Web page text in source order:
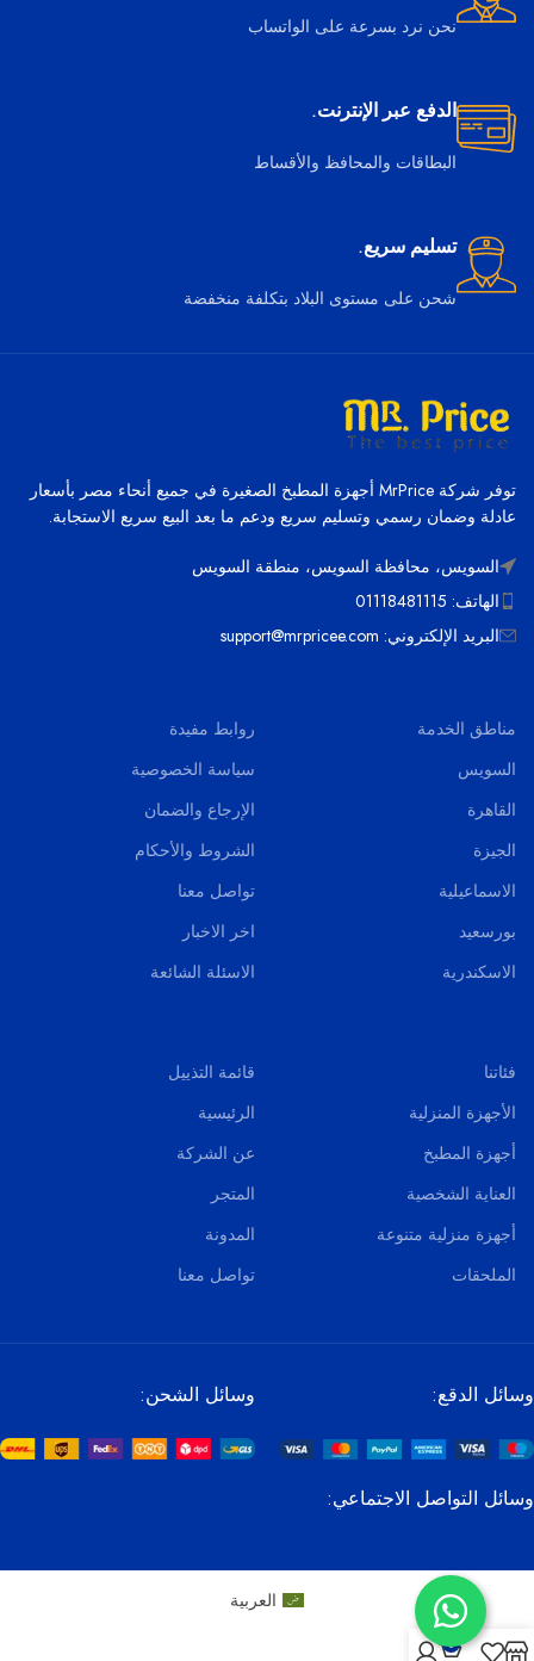
نحن نرد بسرعة على الواتساب
الدفع عبر الإنترنت.
البطاقات والمحافظ والأقساط
تسليم سريع.
شحن على مستوى البلاد بتكلفة منخفضة
توفر شركة MrPrice أجهزة المطبخ الصغيرة في جميع أنحاء مصر بأسعار
عادلة وضمان رسمي وتسليم سريع ودعم ما بعد البيع سريع الاستجابة.
السويس، محافظة السويس، منطقة السويس
الهاتف: 01118481115
البريد الإلكتروني: support@mrpricee.com
مناطق الخدمة
السويس
القاهرة
الجيزة
الاسماعيلية
بورسعيد
الاسكندرية
روابط مفيدة
سياسة الخصوصية
الإرجاع والضمان
الشروط والأحكام
تواصل معنا
اخر الاخبار
الاسئلة الشائعة
فئاتنا
الأجهزة المنزلية
أجهزة المطبخ
العناية الشخصية
أجهزة منزلية متنوعة
الملحقات
قائمة التذييل
الرئيسية
عن الشركة
المتجر
المدونة
تواصل معنا
وسائل الدقع: وسائل الشحن:
وسائل التواصل الاجتماعي:
0
العربية